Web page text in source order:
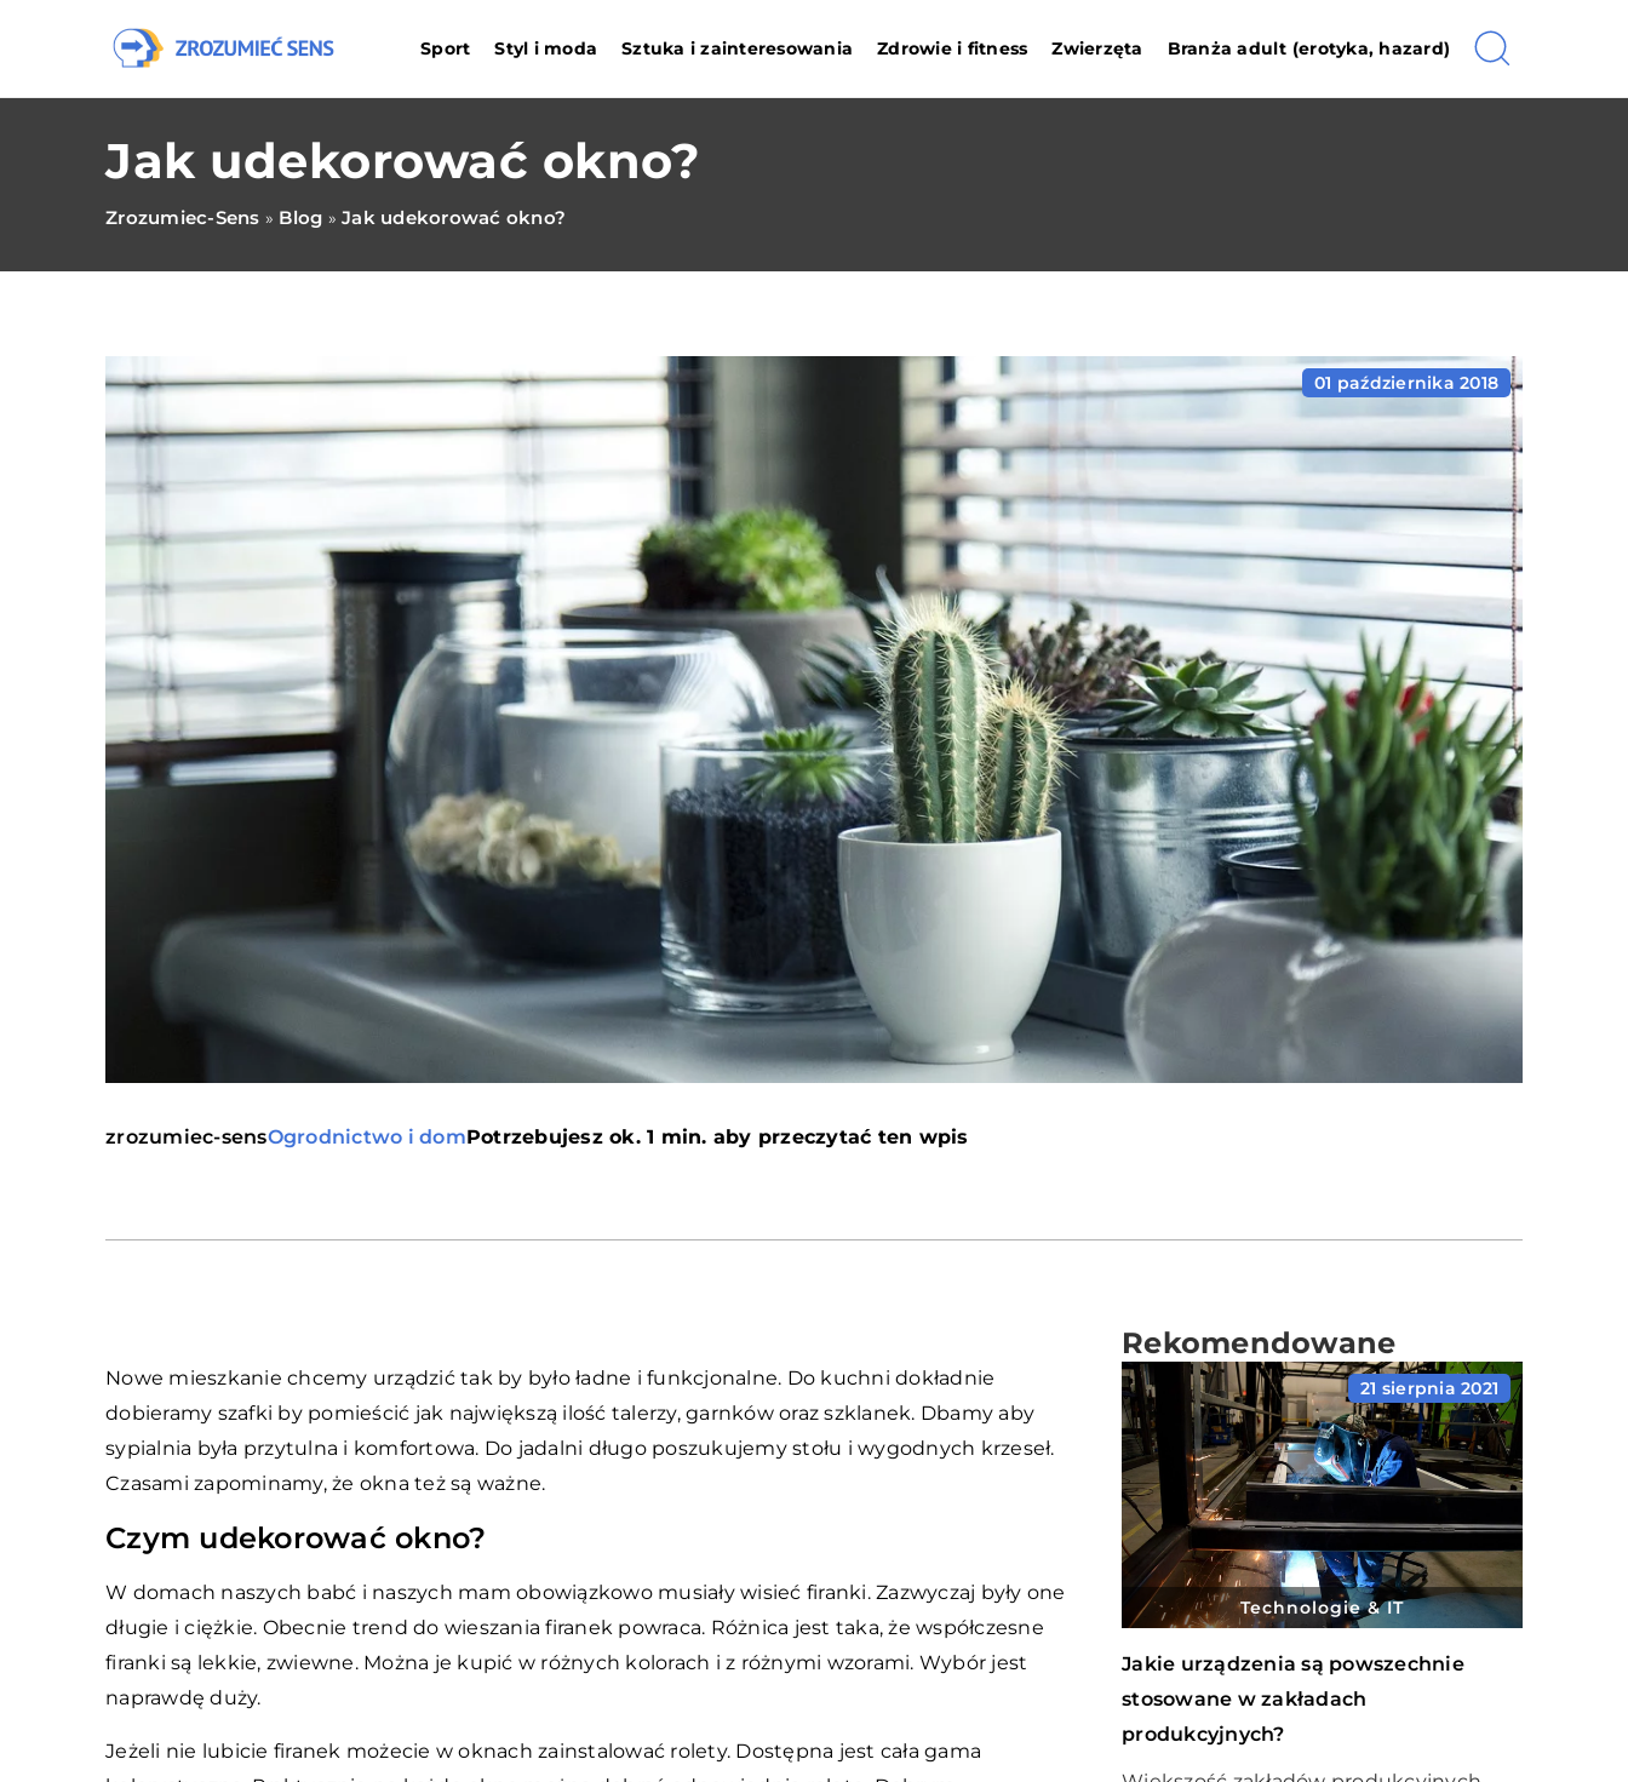
Sport Styl i moda Sztuka i zainteresowania Zdrowie i fitness Zwierzęta Branża adult (erotyka, hazard)
Jak udekorować okno?
Zrozumiec-Sens » Blog » Jak udekorować okno?
01 października 2018
zrozumiec-sensOgrodnictwo i domPotrzebujesz ok. 1 min. aby przeczytać ten wpis
Nowe mieszkanie chcemy urządzić tak by było ładne i funkcjonalne. Do kuchni dokładnie
dobieramy szafki by pomieścić jak największą ilość talerzy, garnków oraz szklanek. Dbamy aby
sypialnia była przytulna i komfortowa. Do jadalni długo poszukujemy stołu i wygodnych krzeseł.
Czasami zapominamy, że okna też są ważne.
Czym udekorować okno?
W domach naszych babć i naszych mam obowiązkowo musiały wisieć firanki. Zazwyczaj były one
długie i ciężkie. Obecnie trend do wieszania firanek powraca. Różnica jest taka, że współczesne
firanki są lekkie, zwiewne. Można je kupić w różnych kolorach i z różnymi wzorami. Wybór jest
naprawdę duży.
Jeżeli nie lubicie firanek możecie w oknach zainstalować rolety. Dostępna jest cała gama
Rekomendowane
21 sierpnia 2021
Technologie & IT
Jakie urządzenia są powszechnie
stosowane w zakładach
produkcyjnych?